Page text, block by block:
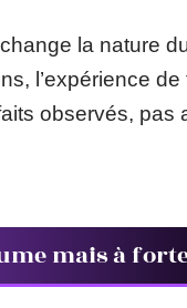
la nature
l’expérience
observés, pas
mais à